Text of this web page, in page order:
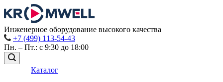
Инженерное оборудование высокого качества
+7 (499) 113-54-43
Пн. – Пт.: с 9:30 до 18:00
Каталог